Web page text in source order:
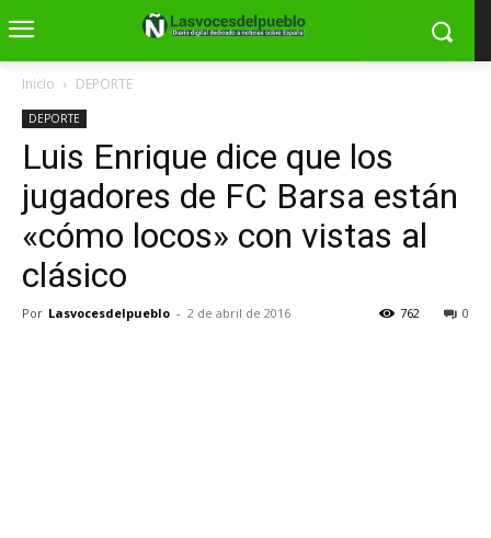
Inicio DEPORTE
DEPORTE
Luis Enrique dice que los
jugadores de FC Barsa están
«cómo locos» con vistas al
clásico
Por Lasvocesdelpueblo - 2 de abril de 2016 0
762